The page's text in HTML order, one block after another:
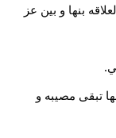
بنها و بين عز
تبقى مصيبه و